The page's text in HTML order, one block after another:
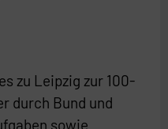
zu Leipzig zur 100-
durch Bund und
sowie